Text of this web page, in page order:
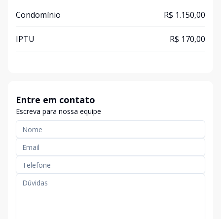
Condomínio R$ 1.150,00
IPTU R$ 170,00
Entre em contato
Escreva para nossa equipe